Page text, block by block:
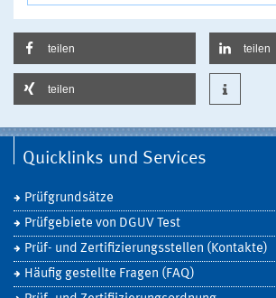
teilen teilen
teilen
Quicklinks und Services
Prüfgrundsätze
Prüfgebiete von DGUV Test
Prüf- und Zertifizierungsstellen (Kontakte)
Häufig gestellte Fragen (FAQ)